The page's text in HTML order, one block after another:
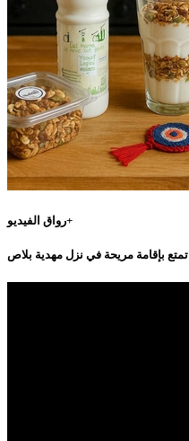
رواق الفيديو+
تمتع بإقامة مريحة في نزل مهدية بلاص